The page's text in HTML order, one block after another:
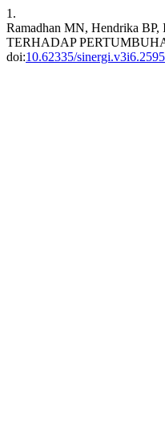
1.
Ramadhan MN, Hendrika
TERHADAP
doi:10.62335/sinergi.v3i6.2595